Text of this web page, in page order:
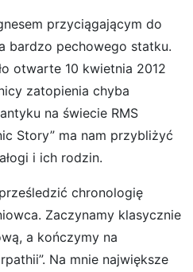
przyciągającym do
bardzo pechowego statku.
otwarte 10 kwietnia 2012
zatopienia chyba
na świecie RMS
Story” ma nam przybliżyć
i ich rodzin.
chronologię
Zaczynamy klasycznie
a kończymy na
Na mnie największe